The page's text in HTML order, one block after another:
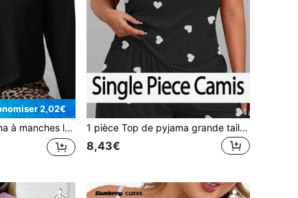
2,02€
femmes grande taille, Automne/Hiver, 1 pièce 1 pièce Top de pyjama grande taille pour femme, imprimé cœur mignon de la Saint-Valentin pour couple, col rond, bretelles spaghetti, épaules dénudées, dos nu, printemps/été
8,43€